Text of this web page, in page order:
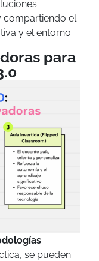
compartiendo el
y el entorno.
para
se pueden